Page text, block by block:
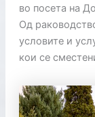
во посета на
Од
условите и
кои се